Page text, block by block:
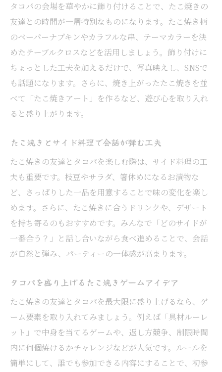
タコパの会場を華やかに飾り付けることで、たこ焼きの
友達との時間が一層特別なものになります。たこ焼き柄
のペーパーナプキンやカラフルな串、テーマカラーを決
めたテーブルクロスなどを活用しましょう。飾り付けに
ちょっとした工夫を加えるだけで、写真映えし、SNSで
も話題になります。さらに、焼き上がったたこ焼きを並
べて「たこ焼きアート」を作るなど、遊び心を取り入れ
ると盛り上がります。
たこ焼きとサイド料理で会話が弾む工夫
たこ焼きの友達とタコパを楽しむ際は、サイド料理の工
夫も重要です。枝豆やサラダ、箸休めになるお漬物な
ど、さっぱりした一品を用意することで味の変化を楽し
めます。さらに、たこ焼きに合うドリンクや、デザート
を持ち寄るのもおすすめです。みんなで「どのサイドが
一番合う？」と話し合いながら食べ進めることで、会話
が自然と弾み、パーティーの一体感が高まります。
タコパを盛り上げるたこ焼きゲームアイデア
たこ焼きの友達とタコパを最大限に盛り上げるなら、ゲ
ーム要素を取り入れてみましょう。例えば「具材ルーレ
ット」で中身を当てるゲームや、返し方競争、制限時間
内に何個焼けるかチャレンジなどが人気です。ルールを
簡単にして、誰でも参加できる内容にすることで、初参